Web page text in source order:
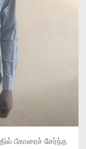
பீகாரைச் சேர்ந்த